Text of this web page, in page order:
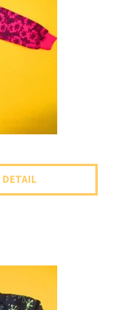
DETAIL
pro